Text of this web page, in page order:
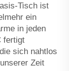
Tisch ist
ein
in jeden
fertigt
sich nahtlos
Zeit